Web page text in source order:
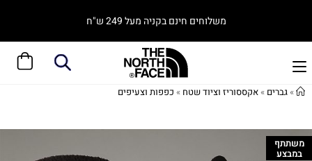
משלוחים חינם בקניה מעל 249 ש"ח
»גברים »אקססוריז וציוד שטח » כפפות וצעיפים
משתתף
במבצע